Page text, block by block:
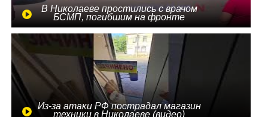
В Николаеве простились с врачом
БСМП, погибшим на фронте
Из-за атаки РФ пострадал магазин
техники в Николаеве (видео)